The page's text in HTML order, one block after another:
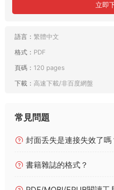
立即
語言： 繁體中文
格式： PDF
頁碼： 120 pages
下載： 高速下載/非百度網盤
常見問題
封面丢失是連接失效了嗎
書籍雜誌的格式？